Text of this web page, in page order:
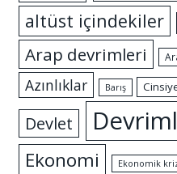
altüst içindekiler
Arap devrimleri
Azınlıklar Barış
Devlet
Ekonomi Ekonomik